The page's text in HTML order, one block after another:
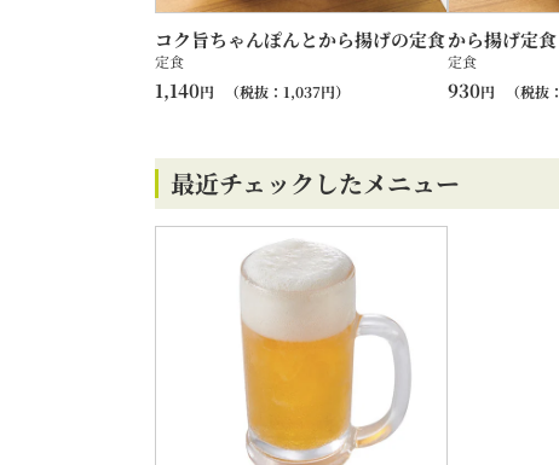
コク旨ちゃんぽんとから揚げの定食
定食
1,140円 （税抜： 1,037円）
から揚げ定食
定食
930円 （税抜：
最近チェックしたメニュー